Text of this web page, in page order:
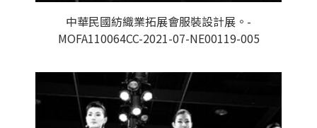
中華民國紡織業拓展會服裝設計展。-
MOFA110064CC-2021-07-NE00119-005